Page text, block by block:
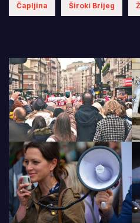
Čapljina Široki Brijeg